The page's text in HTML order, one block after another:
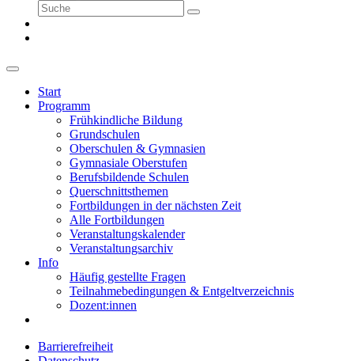
Start
Programm
Frühkindliche Bildung
Grundschulen
Oberschulen & Gymnasien
Gymnasiale Oberstufen
Berufsbildende Schulen
Querschnittsthemen
Fortbildungen in der nächsten Zeit
Alle Fortbildungen
Veranstaltungskalender
Veranstaltungsarchiv
Info
Häufig gestellte Fragen
Teilnahmebedingungen & Entgeltverzeichnis
Dozent:innen
Barrierefreiheit